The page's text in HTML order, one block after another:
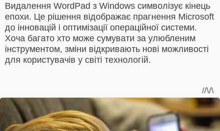
Видалення WordPad з Windows символізує кінець
епохи. Це рішення відображає прагнення Microsoft
до інновацій і оптимізації операційної системи.
Хоча багато хто може сумувати за улюбленим
інструментом, зміни відкривають нові можливості
для користувачів у світі технологій.